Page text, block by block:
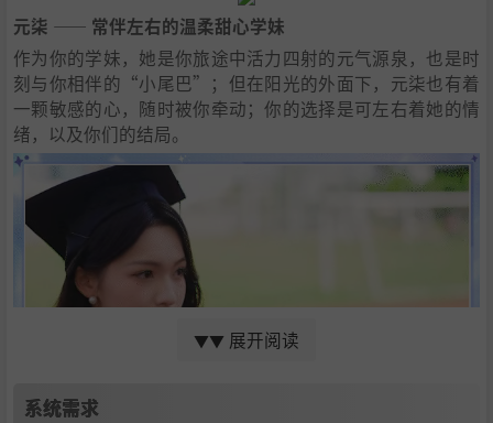
元柒 —— 常伴左右的温柔甜心学妹
作为你的学妹，她是你旅途中活力四射的元气源泉，也是时
刻与你相伴的“小尾巴”；但在阳光的外面下，元柒也有着
一颗敏感的心，随时被你牵动；你的选择是可左右着她的情
绪，以及你们的结局。
▼▼ 展开阅读
系统需求